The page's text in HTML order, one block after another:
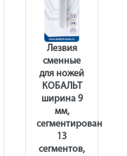
Лезвия
сменные
для ножей
КОБАЛЬТ
ширина 9
мм,
сегментированные,
13
сегментов,